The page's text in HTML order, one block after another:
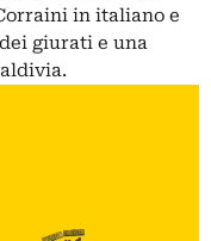
in italiano e
giurati e una